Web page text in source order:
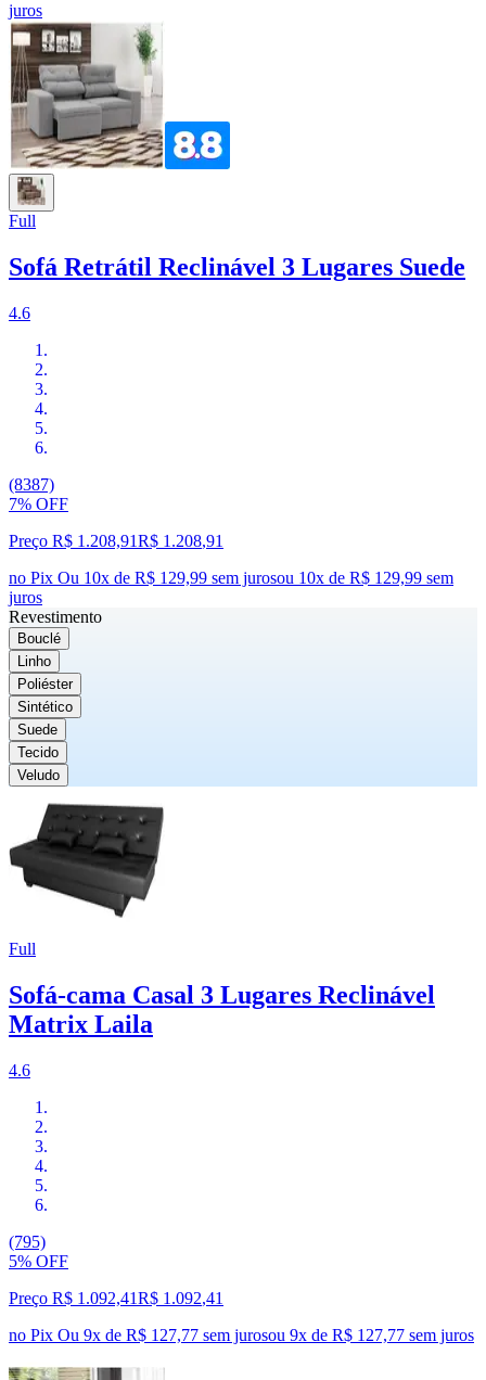
juros
Full
Sofá Retrátil Reclinável 3 Lugares Suede
4.6
(8387)
7% OFF
Preço R$ 1.208,91R$ 1.208,91
no Pix Ou 10x de R$ 129,99 sem jurosou 10x de R$ 129,99 sem
juros
Revestimento
Bouclé
Linho
Poliéster
Sintético
Suede
Tecido
Veludo
Full
Sofá-cama Casal 3 Lugares Reclinável
Matrix Laila
4.6
(795)
5% OFF
Preço R$ 1.092,41R$ 1.092,41
no Pix Ou 9x de R$ 127,77 sem jurosou 9x de R$ 127,77 sem juros